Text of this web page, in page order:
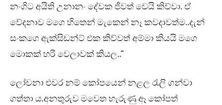
නංගිට අයිති උනානං දේවක ජීවත් වෙයි කිව්වා. ඒ
වේදනාව මගෙ හිතෙන් මැකෙන් නෑ කවදාවත්ම..දැන්
සංකගෙ ඇක්සිඩන්ට් එක කිව්වත් අම්මා කියයි මගෙ
මොකක් හරි වෙලාවක් කියල..”
ලෝචනා එවර නම් කෝපයෙන් නළල රැලි ගන්වා
ගත්තා ය.අනතුරුව මවෙත හැරුණු ඈ කෝපත්